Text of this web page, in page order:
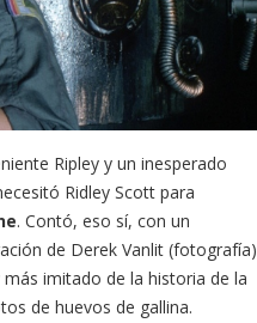
Ripley y un inesperado
Ridley Scott para
. Contó, eso sí, con un
de Derek Vanlit (fotografía)
imitado de la historia de la
de huevos de gallina.